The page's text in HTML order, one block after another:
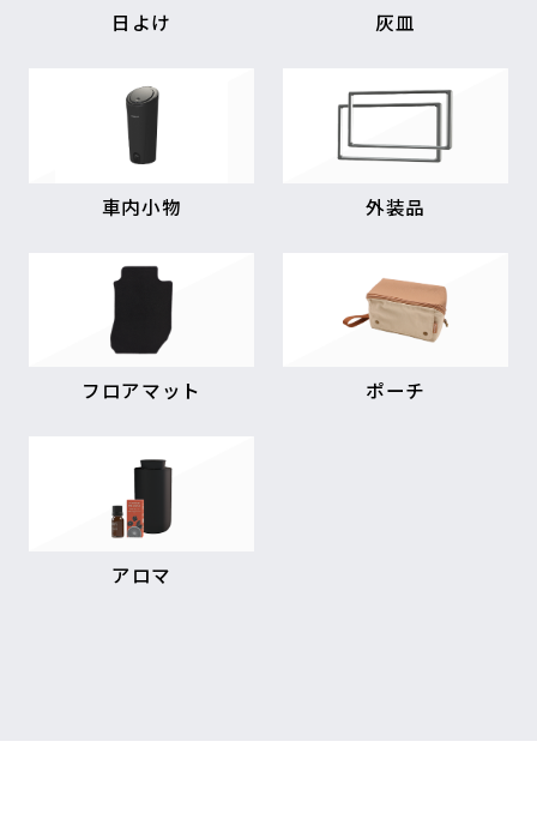
日よけ 灰皿
車内小物 外装品
フロアマット ポーチ
アロマ